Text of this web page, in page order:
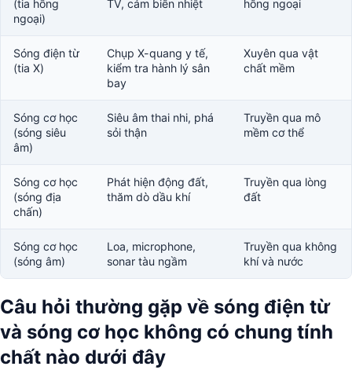
(tia hồng
ngoại)
TV, cảm biến nhiệt hồng ngoại
Sóng điện từ
(tia X)
Chụp X-quang y tế,
kiểm tra hành lý sân
bay
Xuyên qua vật
chất mềm
Sóng cơ học
(sóng siêu
âm)
Siêu âm thai nhi, phá
sỏi thận
Truyền qua mô
mềm cơ thể
Sóng cơ học
(sóng địa
chấn)
Phát hiện động đất,
thăm dò dầu khí
Truyền qua lòng
đất
Sóng cơ học
(sóng âm)
Loa, microphone,
sonar tàu ngầm
Truyền qua không
khí và nước
Câu hỏi thường gặp về sóng điện từ
và sóng cơ học không có chung tính
chất nào dưới đây